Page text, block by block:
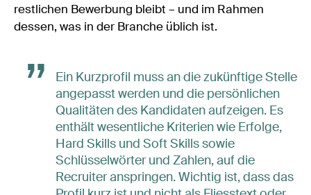
restlichen Bewerbung bleibt – und im Rahmen
dessen, was in der Branche üblich ist.
Ein Kurzprofil muss an die zukünftige Stelle
angepasst werden und die persönlichen
Qualitäten des Kandidaten aufzeigen. Es
enthält wesentliche Kriterien wie Erfolge,
Hard Skills und Soft Skills sowie
Schlüsselwörter und Zahlen, auf die
Recruiter anspringen. Wichtig ist, dass das